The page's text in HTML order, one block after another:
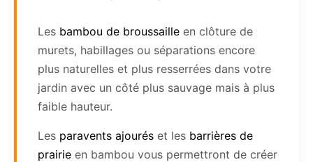
Les bambou de broussaille en clôture de
murets, habillages ou séparations encore
plus naturelles et plus resserrées dans votre
jardin avec un côté plus sauvage mais à plus
faible hauteur.
Les paravents ajourés et les barrières de
prairie en bambou vous permettront de créer